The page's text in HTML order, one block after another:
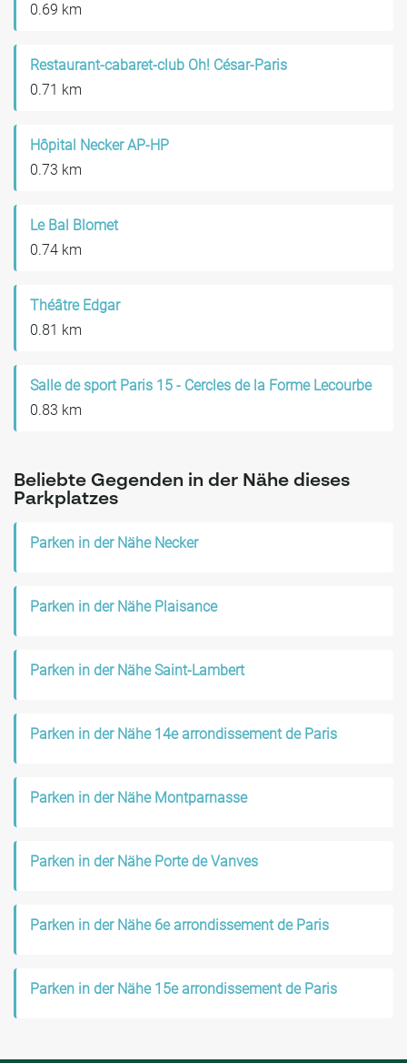
0.69 km
Restaurant-cabaret-club Oh! César-Paris
0.71 km
Hôpital Necker AP-HP
0.73 km
Le Bal Blomet
0.74 km
Théâtre Edgar
0.81 km
Salle de sport Paris 15 - Cercles de la Forme Lecourbe
0.83 km
Beliebte Gegenden in der Nähe dieses
Parkplatzes
Parken in der Nähe Necker
Parken in der Nähe Plaisance
Parken in der Nähe Saint-Lambert
Parken in der Nähe 14e arrondissement de Paris
Parken in der Nähe Montparnasse
Parken in der Nähe Porte de Vanves
Parken in der Nähe 6e arrondissement de Paris
Parken in der Nähe 15e arrondissement de Paris